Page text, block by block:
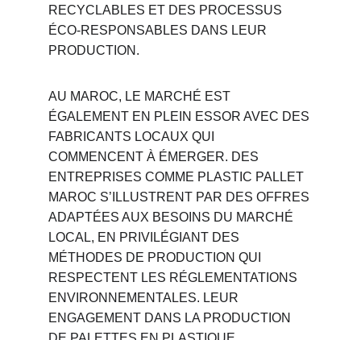
RECYCLABLES ET DES PROCESSUS
ÉCO-RESPONSABLES DANS LEUR
PRODUCTION.
AU MAROC, LE MARCHÉ EST
ÉGALEMENT EN PLEIN ESSOR AVEC DES
FABRICANTS LOCAUX QUI
COMMENCENT À ÉMERGER. DES
ENTREPRISES COMME PLASTIC PALLET
MAROC S’ILLUSTRENT PAR DES OFFRES
ADAPTÉES AUX BESOINS DU MARCHÉ
LOCAL, EN PRIVILÉGIANT DES
MÉTHODES DE PRODUCTION QUI
RESPECTENT LES RÉGLEMENTATIONS
ENVIRONNEMENTALES. LEUR
ENGAGEMENT DANS LA PRODUCTION